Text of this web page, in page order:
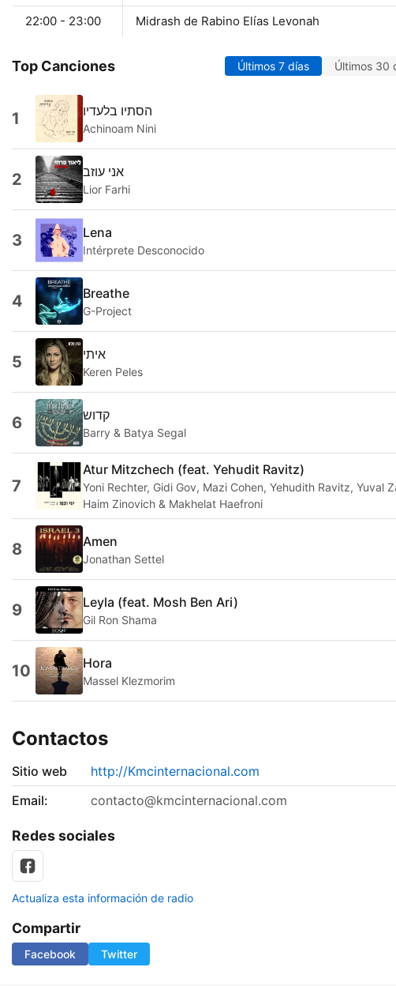
22:00 - 23:00 Midrash de Rabino Elías Levonah
Top Canciones Últimos 7 días Últimos 30
1 הסתיו בלעדיו
Achinoam Nini
2 אני עוזב
Lior Farhi
3 Lena
Intérprete Desconocido
4 Breathe
G-Project
5 איתי
Keren Peles
6 קדוש
Barry & Batya Segal
7
Atur Mitzchech (feat. Yehudit Ravitz)
Yoni Rechter, Gidi Gov, Mazi Cohen, Yehudith Ravitz, Yuval
Haim Zinovich & Makhelat Haefroni
8 Amen
Jonathan Settel
9 Leyla (feat. Mosh Ben Ari)
Gil Ron Shama
10 Hora
Massel Klezmorim
Contactos
Sitio web
http://Kmcinternacional.com
Email:
contacto@kmcinternacional.com
Redes sociales
Actualiza esta información de radio
Compartir
Facebook Twitter